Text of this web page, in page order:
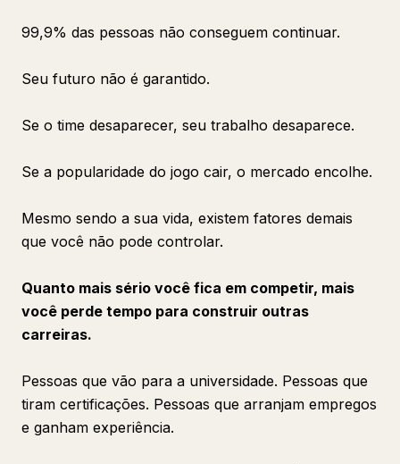
99,9% das pessoas não conseguem continuar.
Seu futuro não é garantido.
Se o time desaparecer, seu trabalho desaparece.
Se a popularidade do jogo cair, o mercado encolhe.
Mesmo sendo a sua vida, existem fatores demais
que você não pode controlar.
Quanto mais sério você fica em competir, mais
você perde tempo para construir outras
carreiras.
Pessoas que vão para a universidade. Pessoas que
tiram certificações. Pessoas que arranjam empregos
e ganham experiência.